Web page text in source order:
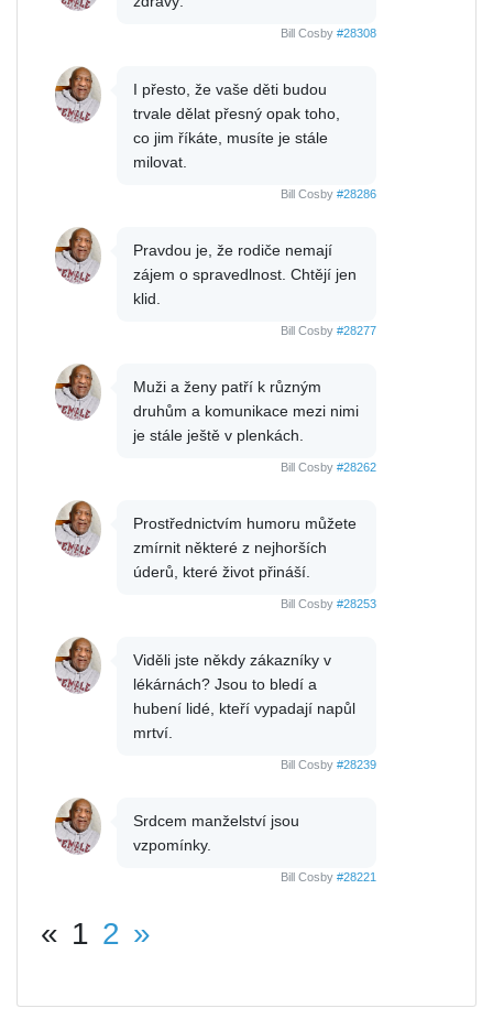
Bill Cosby #28308
I přesto, že vaše děti budou
trvale dělat přesný opak toho,
co jim říkáte, musíte je stále
milovat.
Bill Cosby #28286
Pravdou je, že rodiče nemají
zájem o spravedlnost. Chtějí jen
klid.
Bill Cosby #28277
Muži a ženy patří k různým
druhům a komunikace mezi nimi
je stále ještě v plenkách.
Bill Cosby #28262
Prostřednictvím humoru můžete
zmírnit některé z nejhorších
úderů, které život přináší.
Bill Cosby #28253
Viděli jste někdy zákazníky v
lékárnách? Jsou to bledí a
hubení lidé, kteří vypadají napůl
mrtví.
Bill Cosby #28239
Srdcem manželství jsou
vzpomínky.
Bill Cosby #28221
« 1 2 »